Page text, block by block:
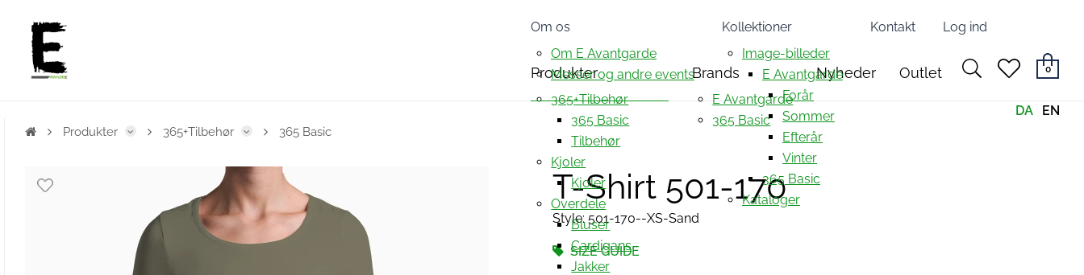
Produkter
365+Tilbehør
365 Basic
Tilbehør
Kjoler
Kjoler
Overdele
Bluser
Cardigans
Jakker
Brands
E Avantgarde
365 Basic
Nyheder Outlet
searchheart
0
Om os
Om E Avantgarde
Messer og andre events
Kollektioner
Image-billeder
E Avantgarde
Forår
Sommer
Efterår
Vinter
365 Basic
Kataloger
Kontakt Log ind
DA EN
Produkter 365+Tilbehør 365 Basic
T-Shirt 501-170
Style: 501-170--XS-Sand
SIZE GUIDE